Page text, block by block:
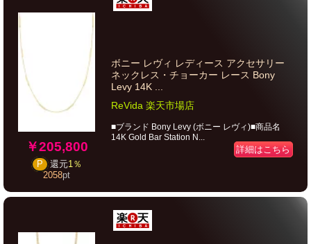
￥205,800
P 還元1％
2058pt
ボニー レヴィ レディース アクセサリー
ネックレス・チョーカー レース Bony
Levy 14K ...
ReVida 楽天市場店
■ブランド Bony Levy (ボニー レヴィ)■商品名
14K Gold Bar Station N...
詳細はこちら